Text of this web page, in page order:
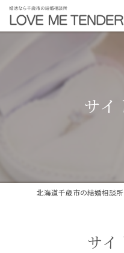
サイ
サイ